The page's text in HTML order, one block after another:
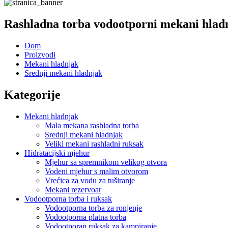
Rashladna torba vodootporni mekani
Dom
Proizvodi
Mekani hladnjak
Srednji mekani hladnjak
Kategorije
Mekani hladnjak
Mala mekana rashladna torba
Srednji mekani hladnjak
Veliki mekani rashladni ruksak
Hidratacijski mjehur
Mjehur sa spremnikom velikog otvora
Vodeni mjehur s malim otvorom
Vrećica za vodu za tuširanje
Mekani rezervoar
Vodootporna torba i ruksak
Vodootporna torba za ronjenje
Vodootporna platna torba
Vodootporan ruksak za kampiranje